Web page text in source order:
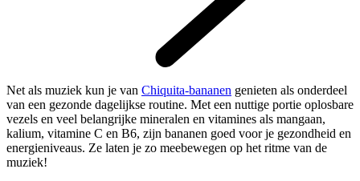
Net als muziek kun je van Chiquita-bananen genieten als onderdeel
van een gezonde dagelijkse routine. Met een nuttige portie oplosbare
vezels en veel belangrijke mineralen en vitamines als mangaan,
kalium, vitamine C en B6, zijn bananen goed voor je gezondheid en
energieniveaus. Ze laten je zo meebewegen op het ritme van de
muziek!